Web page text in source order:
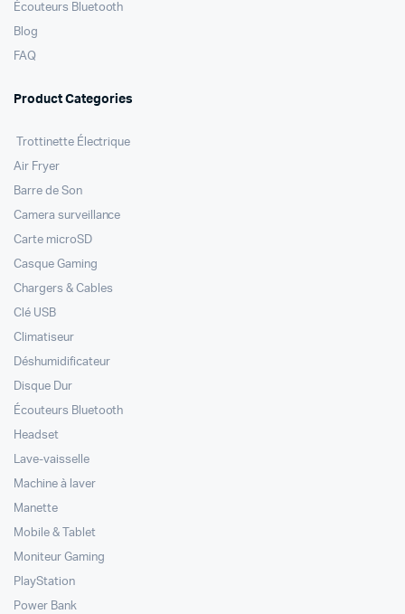
Écouteurs Bluetooth
Blog
FAQ
Product Categories
Trottinette Électrique
Air Fryer
Barre de Son
Camera surveillance
Carte microSD
Casque Gaming
Chargers & Cables
Clé USB
Climatiseur
Déshumidificateur
Disque Dur
Écouteurs Bluetooth
Headset
Lave-vaisselle
Machine à laver
Manette
Mobile & Tablet
Moniteur Gaming
PlayStation
Power Bank